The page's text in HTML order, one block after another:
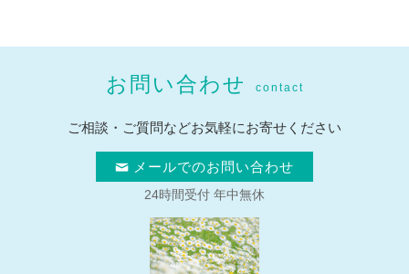
お問い合わせ contact
ご相談・ご質問などお気軽にお寄せください
メールでのお問い合わせ
24時間受付 年中無休